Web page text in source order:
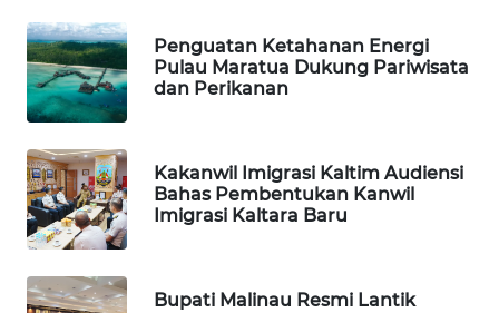
Penguatan Ketahanan Energi
Pulau Maratua Dukung Pariwisata
dan Perikanan
Kakanwil Imigrasi Kaltim Audiensi
Bahas Pembentukan Kanwil
Imigrasi Kaltara Baru
Bupati Malinau Resmi Lantik
MAWAKA
ID
MARTABAT
NET
PLN
WATCH